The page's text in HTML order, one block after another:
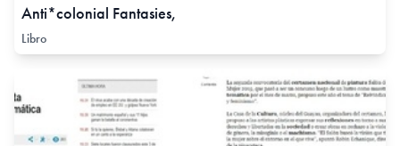
Anti*colonial Fantasies,
Libro